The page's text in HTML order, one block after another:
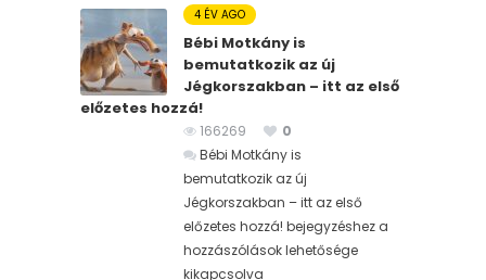
4 ÉV AGO
Bébi Motkány is
bemutatkozik az új
Jégkorszakban – itt az első
előzetes hozzá!
166269
0
Bébi Motkány is
bemutatkozik az új
Jégkorszakban – itt az első
előzetes hozzá! bejegyzéshez a
hozzászólások lehetősége
kikapcsolva